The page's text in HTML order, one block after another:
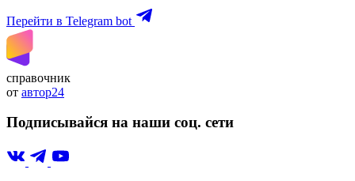
Перейти в Telegram bot
справочник
от автор24
Подписывайся на наши соц. сети